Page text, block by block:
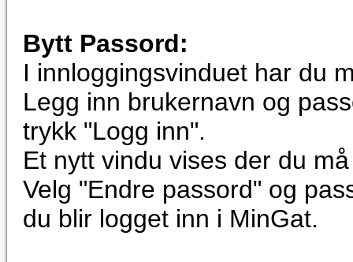
Bytt Passord:
I innloggingsvinduet har du
Legg inn brukernavn og
trykk "Logg inn".
Et nytt vindu vises der du
Velg "Endre passord" og
du blir logget inn i MinGat.